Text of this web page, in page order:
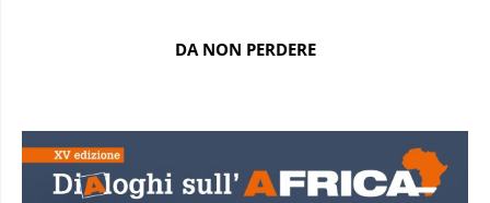
DA NON PERDERE